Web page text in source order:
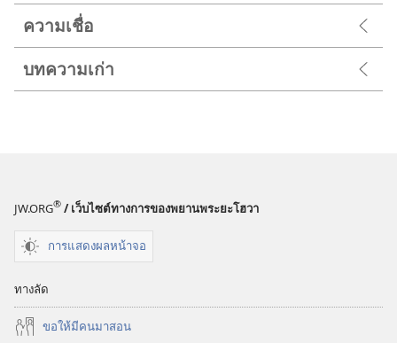
ความเชื่อ
บทความเก่า
JW.ORG® / เว็บไซต์ทางการของพยานพระยะโฮวา
การแสดงผลหน้าจอ
ทางลัด
ขอ​ให้​มี​คน​มา​สอน